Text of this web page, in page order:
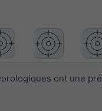
ont une